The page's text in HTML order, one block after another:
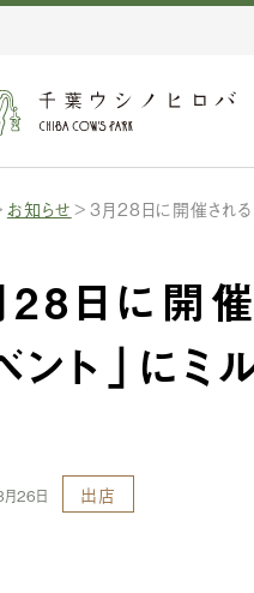
お知らせ 3月28日に開催される
日に開催
ント」にミ
26日 出店